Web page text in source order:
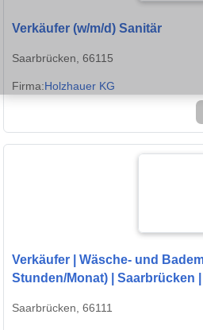
Verkäufer (w/m/d) Sanitär
Saarbrücken, 66115
Firma:Holzhauer KG
Verkäufer | Wäsche- und
Stunden/Monat) | Saarbrücken
Saarbrücken, 66111